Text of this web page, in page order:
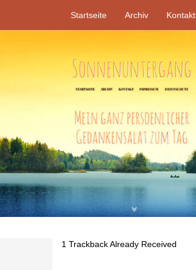
Startseite Archiv Kontakt
1 Trackback Already Received